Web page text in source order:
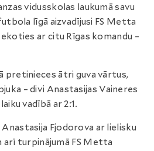
vidusskolas laukumā savu
līgā aizvadījusi FS Metta
ar citu Rīgas komandu –
pretinieces ātri guva vārtus,
– divi Anastasijas Vaineres
vadībā ar 2:1.
Fjodorova ar lielisku
arī turpinājumā FS Metta